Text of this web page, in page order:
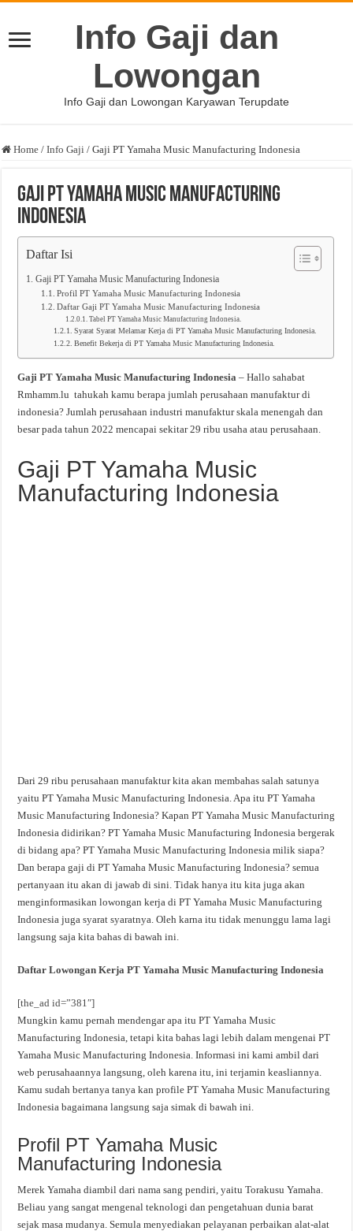
Info Gaji dan
Lowongan
Info Gaji dan Lowongan Karyawan Terupdate
Home / Info Gaji / Gaji PT Yamaha Music Manufacturing Indonesia
Gaji PT Yamaha Music Manufacturing
Indonesia
Daftar Isi
Gaji PT Yamaha Music Manufacturing Indonesia
Profil PT Yamaha Music Manufacturing Indonesia
Daftar Gaji PT Yamaha Music Manufacturing Indonesia
Tabel PT Yamaha Music Manufacturing Indonesia.
Syarat Syarat Melamar Kerja di PT Yamaha Music Manufacturing Indonesia.
Benefit Bekerja di PT Yamaha Music Manufacturing Indonesia.
Gaji PT Yamaha Music Manufacturing Indonesia – Hallo sahabat
Rmhamm.lu tahukah kamu berapa jumlah perusahaan manufaktur di
indonesia? Jumlah perusahaan industri manufaktur skala menengah dan
besar pada tahun 2022 mencapai sekitar 29 ribu usaha atau perusahaan.
Gaji PT Yamaha Music
Manufacturing Indonesia
Dari 29 ribu perusahaan manufaktur kita akan membahas salah satunya
yaitu PT Yamaha Music Manufacturing Indonesia. Apa itu PT Yamaha
Music Manufacturing Indonesia? Kapan PT Yamaha Music Manufacturing
Indonesia didirikan? PT Yamaha Music Manufacturing Indonesia bergerak
di bidang apa? PT Yamaha Music Manufacturing Indonesia milik siapa?
Dan berapa gaji di PT Yamaha Music Manufacturing Indonesia? semua
pertanyaan itu akan di jawab di sini. Tidak hanya itu kita juga akan
menginformasikan lowongan kerja di PT Yamaha Music Manufacturing
Indonesia juga syarat syaratnya. Oleh karna itu tidak menunggu lama lagi
langsung saja kita bahas di bawah ini.
Daftar Lowongan Kerja PT Yamaha Music Manufacturing Indonesia
[the_ad id=”381″]
Mungkin kamu pernah mendengar apa itu PT Yamaha Music
Manufacturing Indonesia, tetapi kita bahas lagi lebih dalam mengenai PT
Yamaha Music Manufacturing Indonesia. Informasi ini kami ambil dari
web perusahaannya langsung, oleh karena itu, ini terjamin keasliannya.
Kamu sudah bertanya tanya kan profile PT Yamaha Music Manufacturing
Indonesia bagaimana langsung saja simak di bawah ini.
Profil PT Yamaha Music
Manufacturing Indonesia
Merek Yamaha diambil dari nama sang pendiri, yaitu Torakusu Yamaha.
Beliau yang sangat mengenal teknologi dan pengetahuan dunia barat
sejak masa mudanya. Semula menyediakan pelayanan perbaikan alat-alat